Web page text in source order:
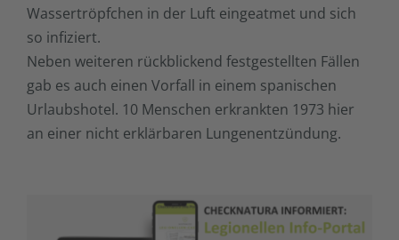
Wassertröpfchen in der Luft eingeatmet und sich
so infiziert.
Neben weiteren rückblickend festgestellten Fällen
gab es auch einen Vorfall in einem spanischen
Urlaubshotel. 10 Menschen erkrankten 1973 hier
an einer nicht erklärbaren Lungenentzündung.